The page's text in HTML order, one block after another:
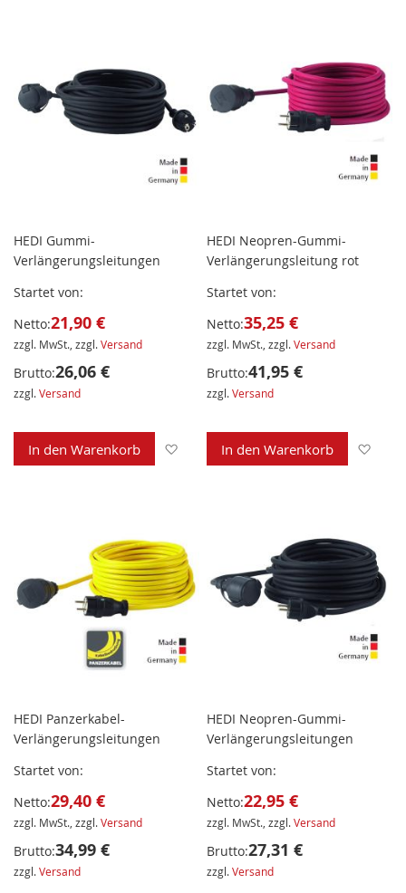
HEDI Gummi-
Verlängerungsleitungen
Startet von
Netto:21,90 €
zzgl. MwSt., zzgl.Versand
Brutto:26,06 €
zzgl.Versand
In den Warenkorb Zur Wunschliste hinzufügen
HEDI Neopren-Gummi-
Verlängerungsleitung rot
Startet von
Netto:35,25 €
zzgl. MwSt., zzgl.Versand
Brutto:41,95 €
zzgl.Versand
In den Warenkorb
HEDI Panzerkabel-
Verlängerungsleitungen
Startet von
Netto:29,40 €
zzgl. MwSt., zzgl.Versand
Brutto:34,99 €
zzgl.Versand
HEDI Neopren-Gummi-
Verlängerungsleitungen
Startet von
Netto:22,95 €
zzgl. MwSt., zzgl.Versand
Brutto:27,31 €
zzgl.Versand